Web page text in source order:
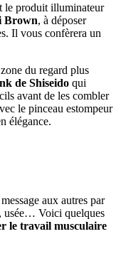
le produit illuminateur
Brown, à déposer
Il vous confèrera un
du regard plus
de Shiseido qui
avant de les combler
le pinceau estompeur
élégance.
aux autres par
usée… Voici quelques
le travail musculaire